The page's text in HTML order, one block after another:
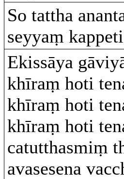
So tattha
seyyaṃ
Ekissāya
khīraṃ hoti
khīraṃ hoti
khīraṃ hoti
catutthasmiṃ
avasesena